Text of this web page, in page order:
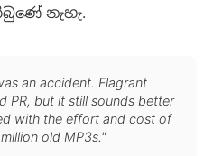
නැහැ.
an accident. Flagrant
PR, but it still sounds better
with the effort and cost of
old MP3s."